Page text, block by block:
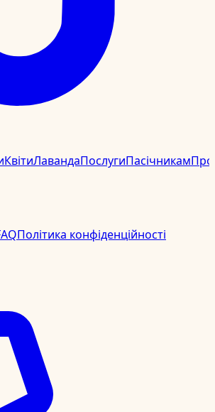
КвітиЛавандаПослугиПасічникамПро
Політика конфіденційності